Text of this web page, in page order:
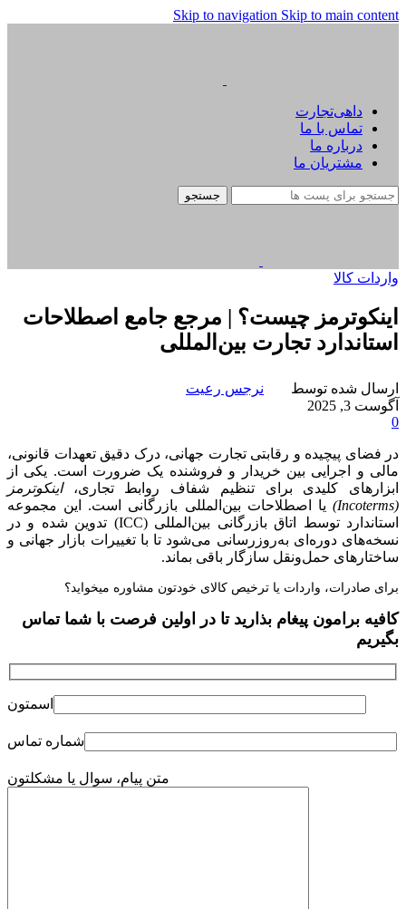
Skip to navigation Skip to main content
داهی‌تجارت
تماس با ما
درباره ما
مشتریان ما
جستجو
واردات کالا
اینکوترمز چیست؟ | مرجع جامع اصطلاحات
استاندارد تجارت بین‌المللی
ارسال شده توسط
نرجس رعیت
آگوست 3, 2025
0
در فضای پیچیده و رقابتی تجارت جهانی، درک دقیق تعهدات قانونی،
مالی و اجرایی بین خریدار و فروشنده یک ضرورت است. یکی از
ابزارهای کلیدی برای تنظیم شفاف روابط تجاری،اینکوترمز
(Incoterms)
یا اصطلاحات بین‌المللی بازرگانی است. این مجموعه
استاندارد توسط اتاق بازرگانی بین‌المللی (ICC) تدوین شده و در
نسخه‌های دوره‌ای به‌روزرسانی می‌شود تا با تغییرات بازار جهانی و
ساختارهای حمل‌ونقل سازگار باقی بماند.
برای صادرات، واردات یا ترخیص کالای خودتون مشاوره میخواید؟
کافیه برامون پیغام بذارید تا در اولین فرصت با شما تماس
بگیریم
اسمتون
شماره تماس
متن پیام، سوال یا مشکلتون